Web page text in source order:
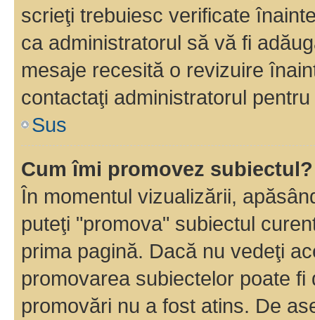
scrieţi trebuiesc verificate
ca administratorul să vă fi
mesaje recesită o revizuire
contactaţi administratorul
Sus
Cum îmi promovez subiectul?
În momentul vizualizării,
puteţi "promova" subiectul
prima pagină. Dacă nu vedeţi
promovarea subiectelor poate
promovări nu a fost atins. De